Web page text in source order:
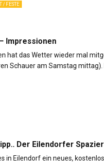
/ FESTE
Impressionen
hat das Wetter wieder mal
Schauer am Samstag mittag).
Der Eilendorfer
in Eilendorf ein neues,